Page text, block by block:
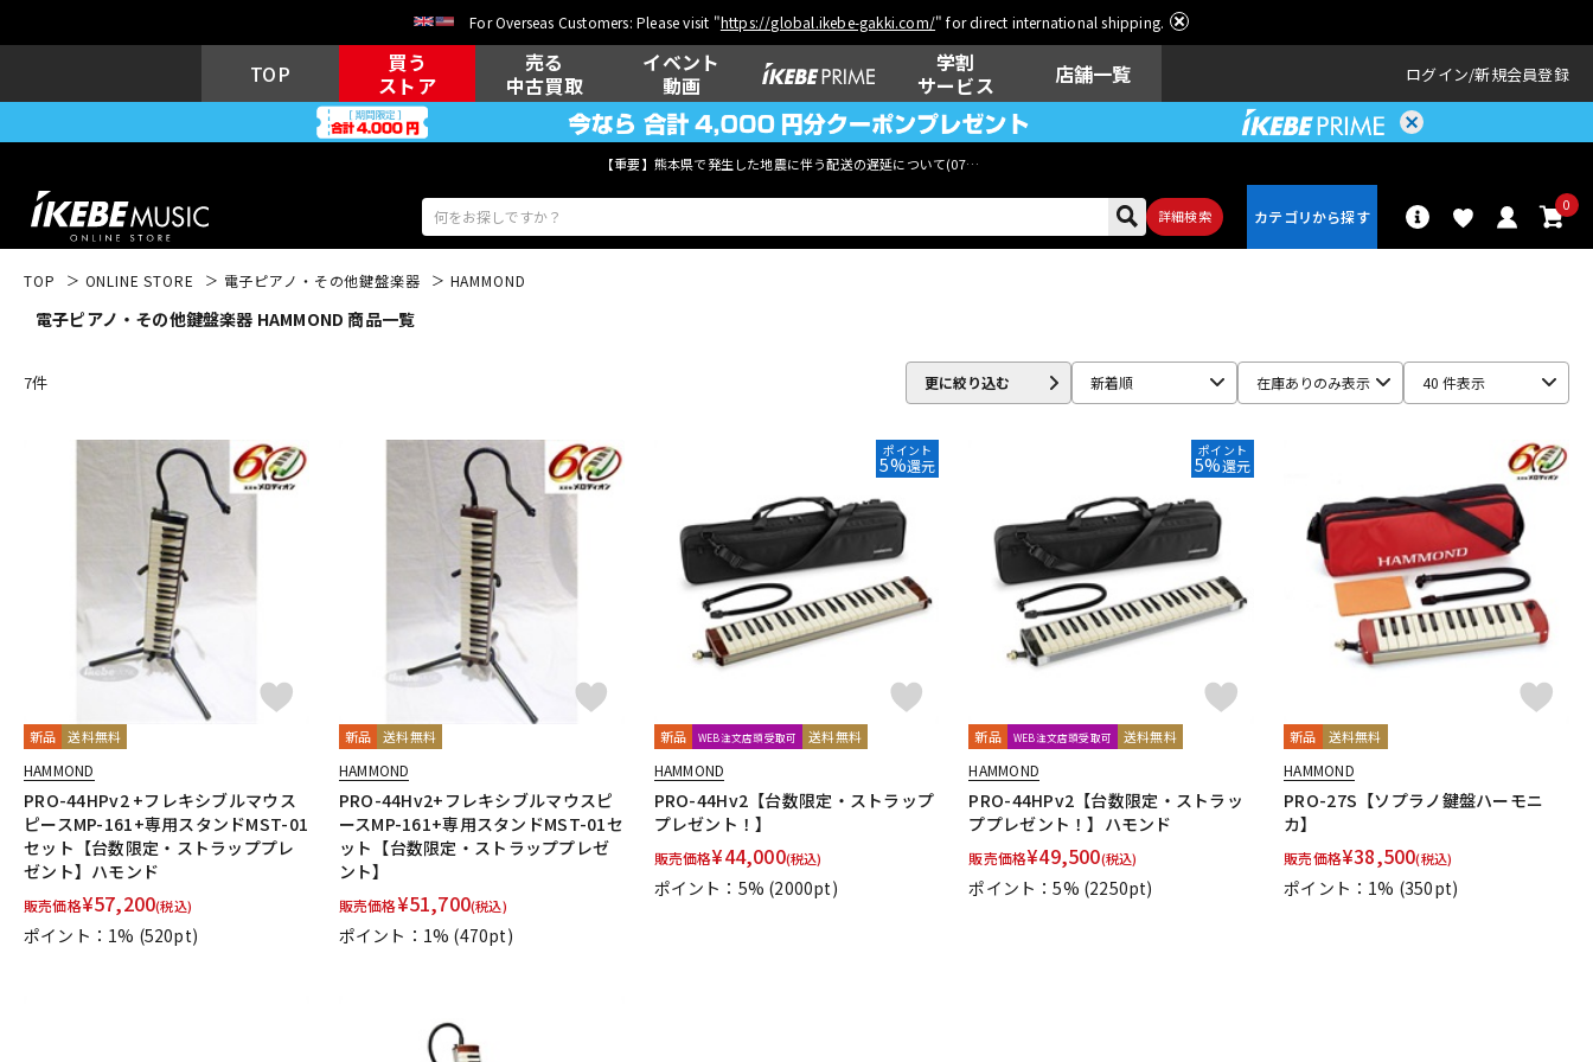
For Overseas Customers: Please visit "https://global.ikebe-gakki.com/" for direct international shipping.
TOP
買う
ストア
売る
中古買取
イベント
動画
学割
サービス
店舗一覧 ログイン 新規会員登録
【重要】熊本県で発生した地震に伴う配送の遅延について(07月29日
詳細検索
0
アコギ/エレ
キーボード 電子ピアノ その他楽器
DJ機器 DTM オンラ
イン納品
レコーディン
グ機器
配信/ライブ
機器
楽器アクセサ
リ
中古 ヴィンテージ
TOP ONLINE STORE 電子ピアノ・その他鍵盤楽器 HAMMOND
電子ピアノ・その他鍵盤楽器 HAMMOND 商品一覧
7件 更に絞り込む 新着順 在庫ありのみ表示 40 件表示
新品 送料無料
HAMMOND
PRO-44HPv2 +フレキシブルマウス
ピースMP-161+専用スタンドMST-01
セット【台数限定・ストラッププレ
ゼント】ハモンド
販売価格¥57,200(税込)
ポイント：1% (520pt)
新品 送料無料
HAMMOND
PRO-44Hv2+フレキシブルマウスピ
ースMP-161+専用スタンドMST-01セ
ット【台数限定・ストラッププレゼ
ント】
販売価格¥51,700(税込)
ポイント：1% (470pt)
ポイント
5%還元
新品 WEB注文店頭受取可 送料無料
HAMMOND
PRO-44Hv2【台数限定・ストラップ
プレゼント！】
販売価格¥44,000(税込)
ポイント：5% (2000pt)
ポイント
5%還元
新品 WEB注文店頭受取可 送料無料
HAMMOND
PRO-44HPv2【台数限定・ストラッ
ププレゼント！】ハモンド
販売価格¥49,500(税込)
ポイント：5% (2250pt)
新品 送料無料
HAMMOND
PRO-27S【ソプラノ鍵盤ハーモニ
カ】
販売価格¥38,500(税込)
ポイント：1% (350pt)